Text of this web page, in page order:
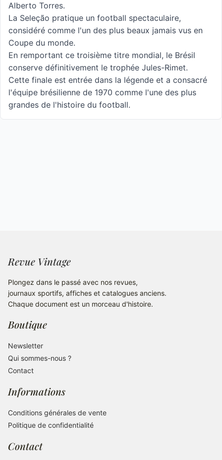
Alberto Torres.
La Seleção pratique un football spectaculaire,
considéré comme l'un des plus beaux jamais vus en
Coupe du monde.
En remportant ce troisième titre mondial, le Brésil
conserve définitivement le trophée Jules-Rimet.
Cette finale est entrée dans la légende et a consacré
l'équipe brésilienne de 1970 comme l'une des plus
grandes de l'histoire du football.
Revue Vintage
Plongez dans le passé avec nos revues,
journaux sportifs, affiches et catalogues anciens.
Chaque document est un morceau d'histoire.
Boutique
Newsletter
Qui sommes-nous ?
Contact
Informations
Conditions générales de vente
Politique de confidentialité
Contact